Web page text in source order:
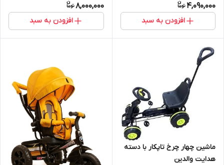
4,090,000
افزودن به سبد
8,000,000
افزودن به سبد
ماشین چهار چرخ تاپکار با دسته
هدایت والدین